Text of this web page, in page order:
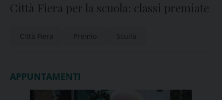
Città Fiera per la scuola: classi premiate
Città Fiera Premio Scuila
APPUNTAMENTI